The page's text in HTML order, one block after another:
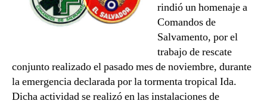
Aérea
Salvadoreña
rindió un homenaje a
Comandos de
Salvamento, por el
trabajo de rescate
conjunto realizado el pasado mes de noviembre, durante
la emergencia declarada por la tormenta tropical Ida.
Dicha actividad se realizó en las instalaciones de